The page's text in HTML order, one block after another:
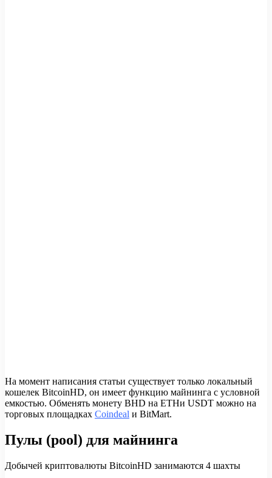
На момент написания статьи существует только локальный
кошелек BitcoinHD, он имеет функцию майнинга с условной
емкостью. Обменять монету BHD на ETHи USDT можно на
торговых площадках Coindeal и BitMart.
Пулы (pool) для майнинга
Добычей криптовалюты BitcoinHD занимаются 4 шахты